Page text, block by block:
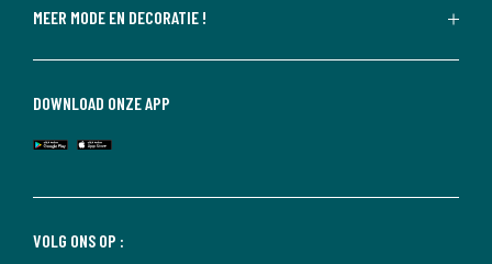
MEER MODE EN DECORATIE !
VOLG ONS OP :
DOWNLOAD ONZE APP